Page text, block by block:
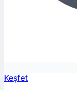
Keşfet